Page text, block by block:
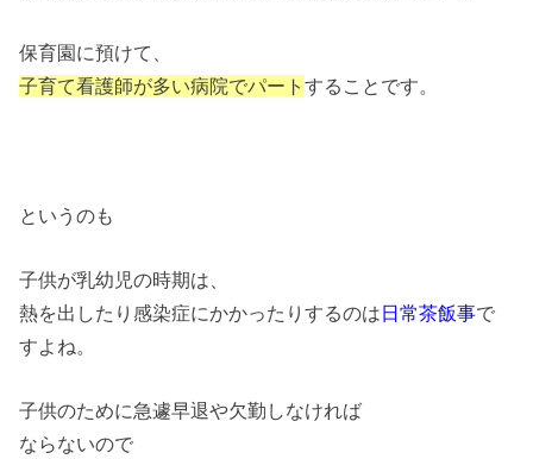
保育園に預けて、
子育て看護師が多い病院でパートすることです。
というのも
子供が乳幼児の時期は、
熱を出したり感染症にかかったりするのは日常茶飯事で
すよね。
子供のために急遽早退や欠勤しなければ
ならないので